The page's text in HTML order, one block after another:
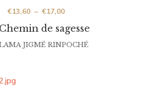
de sagesse
€13,60 – €17,00
JIGMÉ RINPOCHÉ